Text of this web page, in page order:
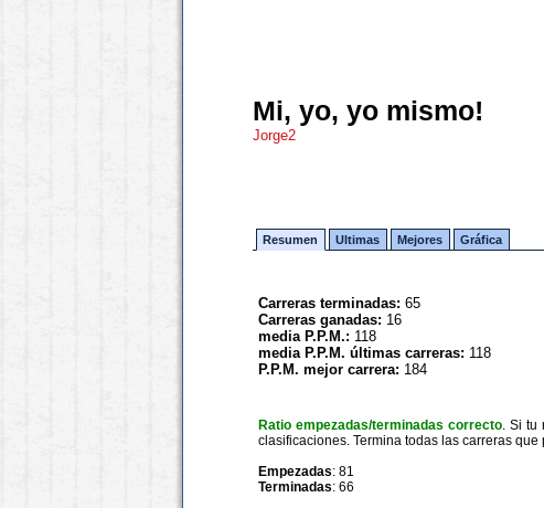
Mi, yo, yo mismo!
Jorge2
Resumen Ultimas Mejores Gráfica
Carreras terminadas: 65
Carreras ganadas: 16
media P.P.M.: 118
media P.P.M. últimas carreras: 118
P.P.M. mejor carrera: 184
Ratio empezadas/terminadas correcto. Si tu
clasificaciones. Termina todas las carreras
Empezadas: 81
Terminadas: 66